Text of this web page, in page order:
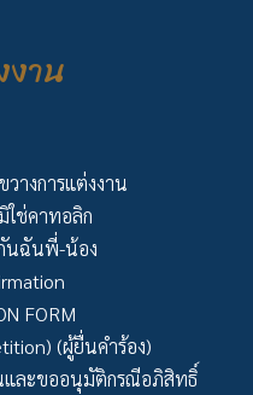
าน
างการแต่งงาน
ใช่คาทอลิก
นฉันพี่-น้อง
FORM
(ผู้ยื่นคำร้อง)
และขออนุมัติกรณีอภิสิทธิ์